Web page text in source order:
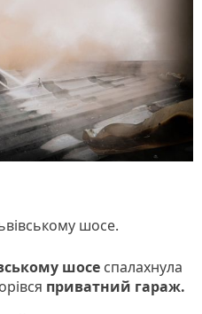
шосе.
шосе спалахнула
приватний гараж.